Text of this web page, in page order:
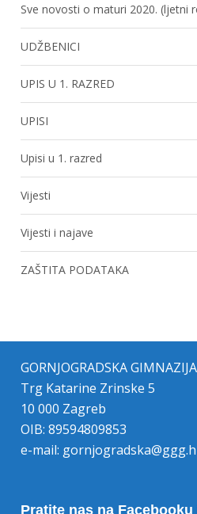
Sve novosti o maturi 2020. (ljetni
UDŽBENICI
UPIS U 1. RAZRED
UPISI
Upisi u 1. razred
Vijesti
Vijesti i najave
ZAŠTITA PODATAKA
GORNJOGRADSKA GIMNAZIJA
Trg Katarine Zrinske 5
10 000 Zagreb
OIB: 89594809853
e-mail:
Pratite nas na